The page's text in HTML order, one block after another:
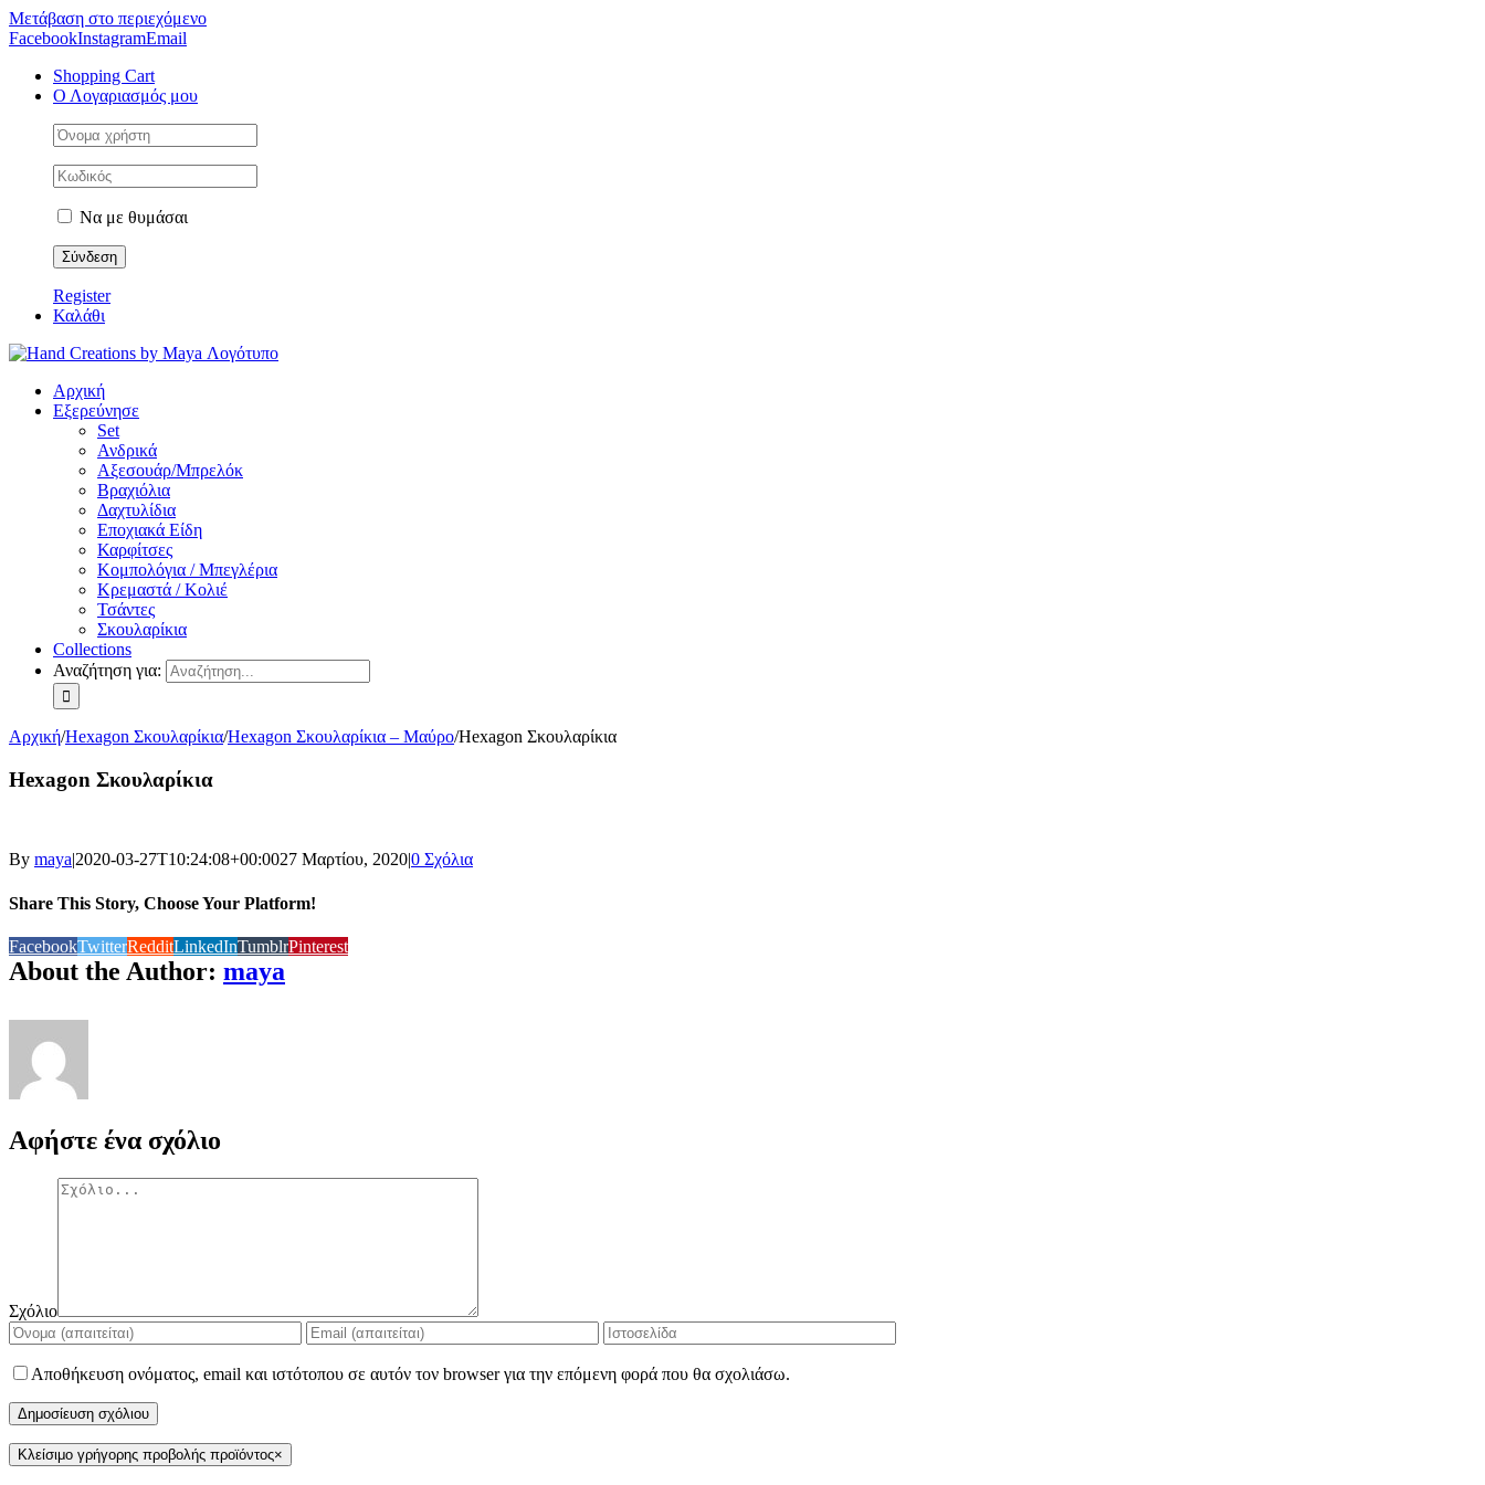
Μετάβαση στο περιεχόμενο
FacebookInstagramEmail
Shopping Cart
Ο Λογαριασμός μου
Να με θυμάσαι
Register
Καλάθι
Αρχική
Εξερεύνησε
Set
Ανδρικά
Αξεσουάρ/Μπρελόκ
Βραχιόλια
Δαχτυλίδια
Εποχιακά Είδη
Καρφίτσες
Κομπολόγια / Μπεγλέρια
Κρεμαστά / Κολιέ
Τσάντες
Σκουλαρίκια
Collections
Αναζήτηση για:
Αρχική/Hexagon Σκουλαρίκια/Hexagon Σκουλαρίκια – Μαύρο/Hexagon Σκουλαρίκια
Hexagon Σκουλαρίκια
By maya|2020-03-27T10:24:08+00:0027 Μαρτίου, 2020|0 Σχόλια
Share This Story, Choose Your Platform!
FacebookTwitterRedditLinkedInTumblrPinterest
About the Author: maya
Αφήστε ένα σχόλιο
Σχόλιο
Αποθήκευση ονόματος, email και ιστότοπου σε αυτόν τον browser για την επόμενη φορά που θα σχολιάσω.
Κλείσιμο γρήγορης προβολής προϊόντος×